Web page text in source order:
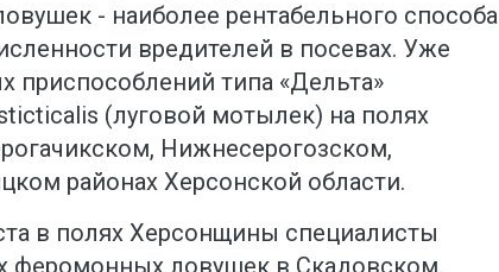
- наиболее рентабельного способа
вредителей в посевах. Уже
приспособлений типа «Дельта»
(луговой мотылек) на полях
Нижнесерогозском,
районах Херсонской области.
в полях Херсонщины специалисты